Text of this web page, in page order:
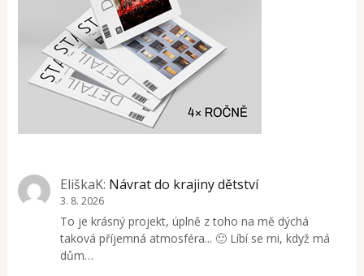
EliškaK: Návrat do krajiny dětství
3. 8. 2026
To je krásný projekt, úplně z toho na mě dýchá
taková příjemná atmosféra... 🙂 Líbí se mi, když má
dům…